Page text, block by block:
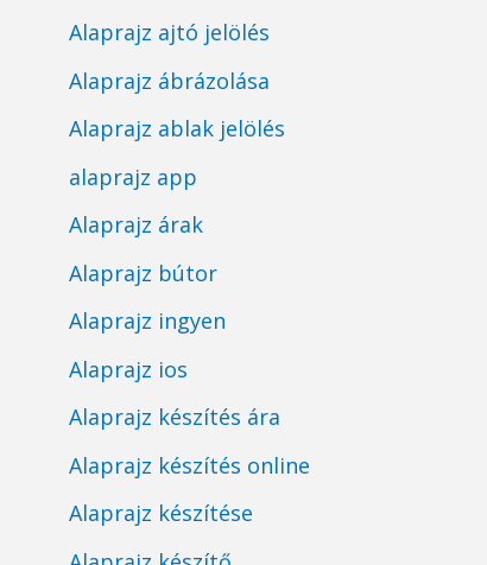
Alaprajz ajtó jelölés
Alaprajz ábrázolása
Alaprajz ablak jelölés
alaprajz app
Alaprajz árak
Alaprajz bútor
Alaprajz ingyen
Alaprajz ios
Alaprajz készítés ára
Alaprajz készítés online
Alaprajz készítése